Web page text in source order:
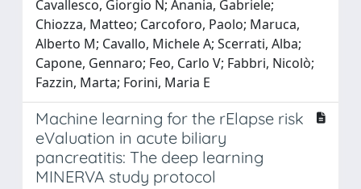
Cavallesco, Giorgio N; Anania, Gabriele;
Chiozza, Matteo; Carcoforo, Paolo; Maruca,
Alberto M; Cavallo, Michele A; Scerrati, Alba;
Capone, Gennaro; Feo, Carlo V; Fabbri, Nicolò;
Fazzin, Marta; Forini, Maria E
Machine learning for the rElapse risk
eValuation in acute biliary
pancreatitis: The deep learning
MINERVA study protocol